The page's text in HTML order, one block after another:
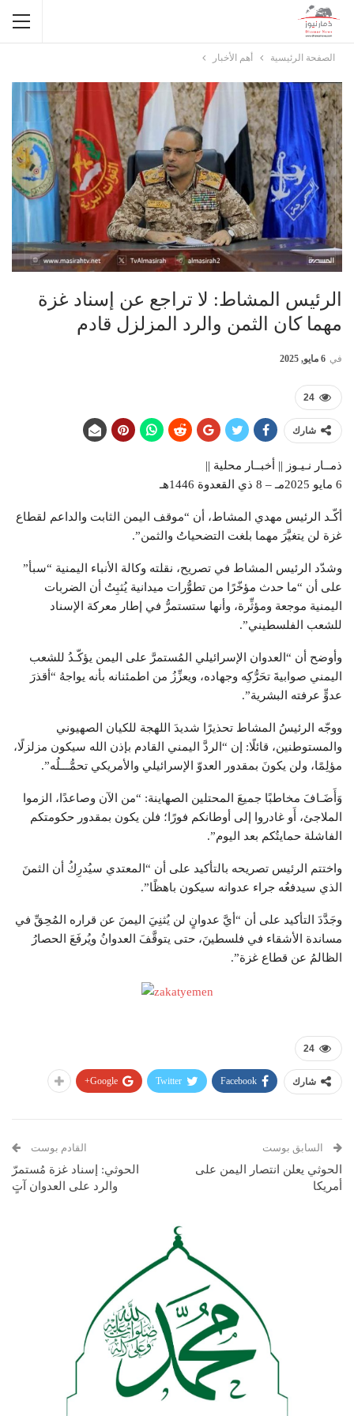
الصفحة الرئيسية أهم الأخبار
الرئيس المشاط: لا تراجع عن إسناد غزة
مهما كان الثمن والرد المزلزل قادم
في 6 مايو, 2025
24
شارك
ذمــار نـيـوز || أخبــار محلية ||
6 مايو 2025مـ – 8 ذي القعدوة 1446هـ
أكّـد الرئيس مهدي المشاط، أن “موقف اليمن الثابت والداعم لقطاع
غزة لن يتغيَّرَ مهما بلغت التضحياتُ والثمن”.
وشدّد الرئيس المشاط في تصريح، نقلته وكالة الأنباء اليمنية “سبأ”
على أن “ما حدث مؤخّرًا من تطوُّرات ميدانية يُثبِتُ أن الضربات
اليمنية موجعة ومؤثِّرة، وأنها ستستمرُّ في إطار معركة الإسناد
للشعب الفلسطيني”.
وأوضح أن “العدوان الإسرائيلي المُستمرَّ على اليمن يؤكّـدُ للشعب
اليمني صوابيةَ تحَرُّكِه وجهاده، ويعزِّزُ من اطمئنانه بأنه يواجهُ “أقذرَ
عدوٍّ عرفته البشرية”.
ووجّه الرئيسُ المشاط تحذيرًا شديدَ اللهجة للكيان الصهيوني
والمستوطنين، قائلًا: إن “الردَّ اليمني القادم بإذن الله سيكون مزلزلًا،
مؤلِمًا، ولن يكونَ بمقدور العدوّ الإسرائيلي والأمريكي تحمُّـــلُه”.
وَأَضَـافَ مخاطبًا جميعَ المحتلين الصهاينة: “من الآن وصاعدًا، الزموا
الملاجئ، أَو غادروا إلى أوطانكم فورًا؛ فلن يكون بمقدور حكومتكم
الفاشلة حمايتُكم بعد اليوم”.
واختتم الرئيس تصريحه بالتأكيد على أن “المعتدي سيُدرِكُ أن الثمنَ
الذي سيدفعُه جراء عدوانه سيكون باهظًا”.
وجَدَّدَ التأكيد على أن “أيَّ عدوانٍ لن يُثنِيَ اليمنَ عن قراره المُحِقِّ في
مساندة الأشقاء في فلسطينَ، حتى يتوقَّفَ العدوانُ ويُرفَعَ الحصارُ
الظالمُ عن قطاع غزة”.
24
شارك Facebook
Twitter
Google+
السابق بوست
الحوثي يعلن انتصار اليمن على
أمريكا
القادم بوست
الحوثي: إسناد غزة مُستمرّ
والرد على العدوان آتٍ